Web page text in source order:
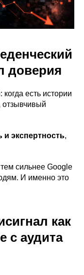
доверия
есть истории
отзывчивый
экспертность,
сильнее Google
И именно это
как
с аудита